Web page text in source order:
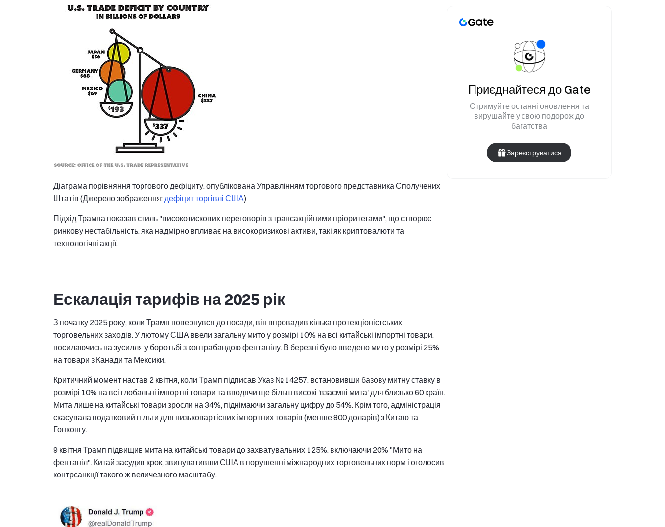
Діаграма порівняння торгового дефіциту, опублікована Управлінням торгового представника Сполучених
Штатів (Джерело зображення:дефіцит торгівлі США)
Підхід Трампа показав стиль "високотискових переговорів з трансакційними пріоритетами", що створює
ринкову нестабільність, яка надмірно впливає на високоризикові активи, такі як криптовалюти та
технологічні акції.
Ескалація тарифів на 2025 рік
З початку 2025 року, коли Трамп повернувся до посади, він впровадив кілька протекціоністських
торговельних заходів. У лютому США ввели загальну мито у розмірі 10% на всі китайські імпортні товари,
посилаючись на зусилля у боротьбі з контрабандою фентанілу. В березні було введено мито у розмірі 25%
на товари з Канади та Мексики.
Критичний момент настав 2 квітня, коли Трамп підписав Указ № 14257, встановивши базову митну ставку в
розмірі 10% на всі глобальні імпортні товари та вводячи ще більш високі 'взаємні мита' для близько 60 країн.
Мита лише на китайські товари зросли на 34%, піднімаючи загальну цифру до 54%. Крім того, адміністрація
скасувала податковий пільги для низьковартісних імпортних товарів (менше 800 доларів) з Китаю та
Гонконгу.
9 квітня Трамп підвищив мита на китайські товари до захватувальних 125%, включаючи 20% "Мито на
фентаніл". Китай засудив крок, звинувативши США в порушенні міжнародних торговельних норм і оголосив
контрсанкції такого ж величезного масштабу.
Приєднайтеся до Gate
Отримуйте останні оновлення та
вирушайте у свою подорож до
багатства
Зареєструватися